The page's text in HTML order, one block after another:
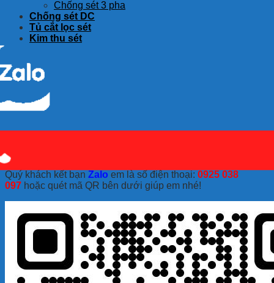
Chống sét 3 pha
Chống sét DC
Tủ cắt lọc sét
Kim thu sét
Quý khách kết bạn Zalo em là số điện thoại: 0925 038
097 hoặc quét mã QR bên dưới giúp em nhé!